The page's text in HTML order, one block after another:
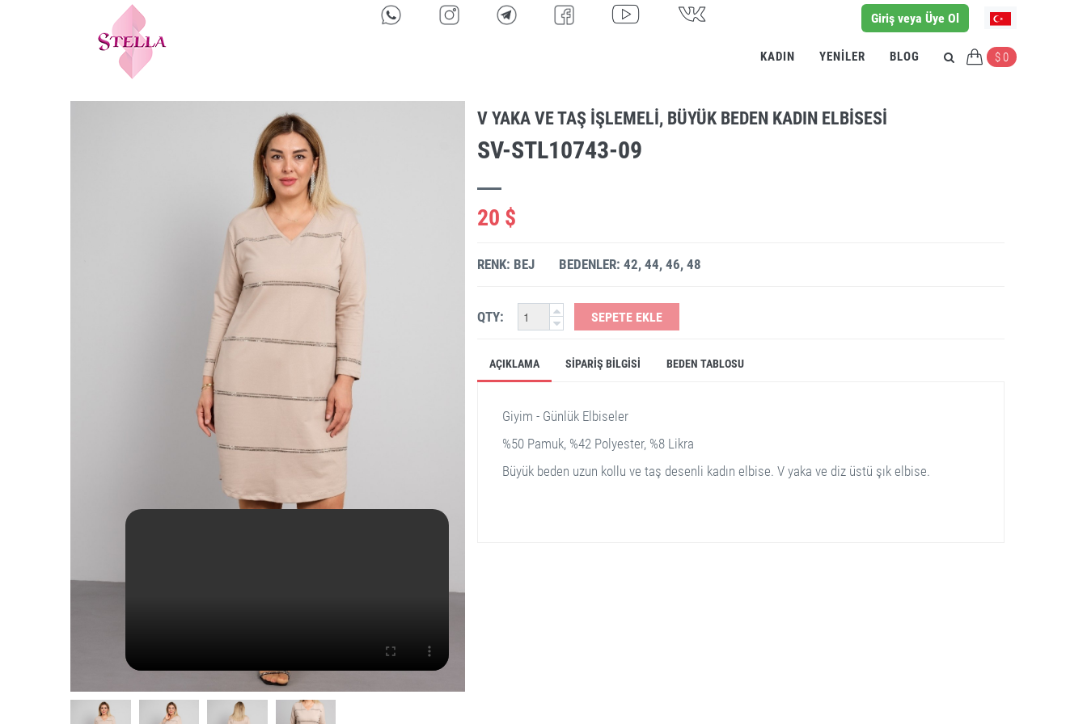
Giriş veya Üye Ol
KADIN YENILER BLOG $ 0
V YAKA VE TAŞ IŞLEMELI, BÜYÜK BEDEN KADIN ELBISESI
SV-STL10743-09
20 $
RENK: BEJ BEDENLER: 42, 44, 46, 48
QTY: SEPETE EKLE
AÇIKLAMA SIPARIŞ BILGISI BEDEN TABLOSU
Giyim - Günlük Elbiseler
%50 Pamuk, %42 Polyester, %8 Likra
Büyük beden uzun kollu ve taş desenli kadın elbise. V yaka ve diz üstü şık elbise.